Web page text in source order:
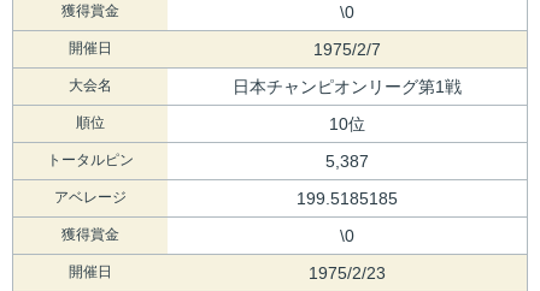
獲得賞金 \0
開催日 1975/2/7
大会名 日本チャンピオンリーグ第1戦
順位 10位
トータルピン 5,387
アベレージ 199.5185185
獲得賞金 \0
開催日 1975/2/23